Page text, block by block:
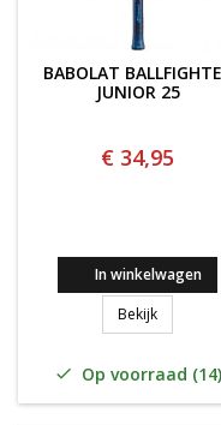
BABOLAT
JUNIOR 25
€ 34,95
In winkelwagen
BekijkBabolat
 Op voorraad (14)